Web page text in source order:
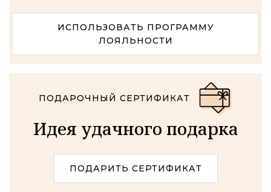
ИСПОЛЬЗОВАТЬ ПРОГРАММУ
ЛОЯЛЬНОСТИ
ПОДАРОЧНЫЙ СЕРТИФИКАТ
Идея удачного подарка
ПОДАРИТЬ СЕРТИФИКАТ